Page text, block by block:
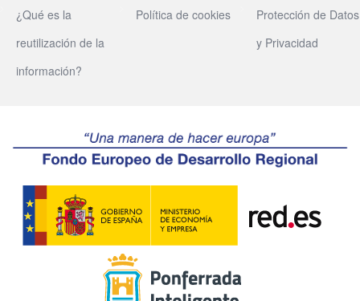
¿Qué es la
reutilización de la
información?
Política de cookies
Protección de Datos
y Privacidad